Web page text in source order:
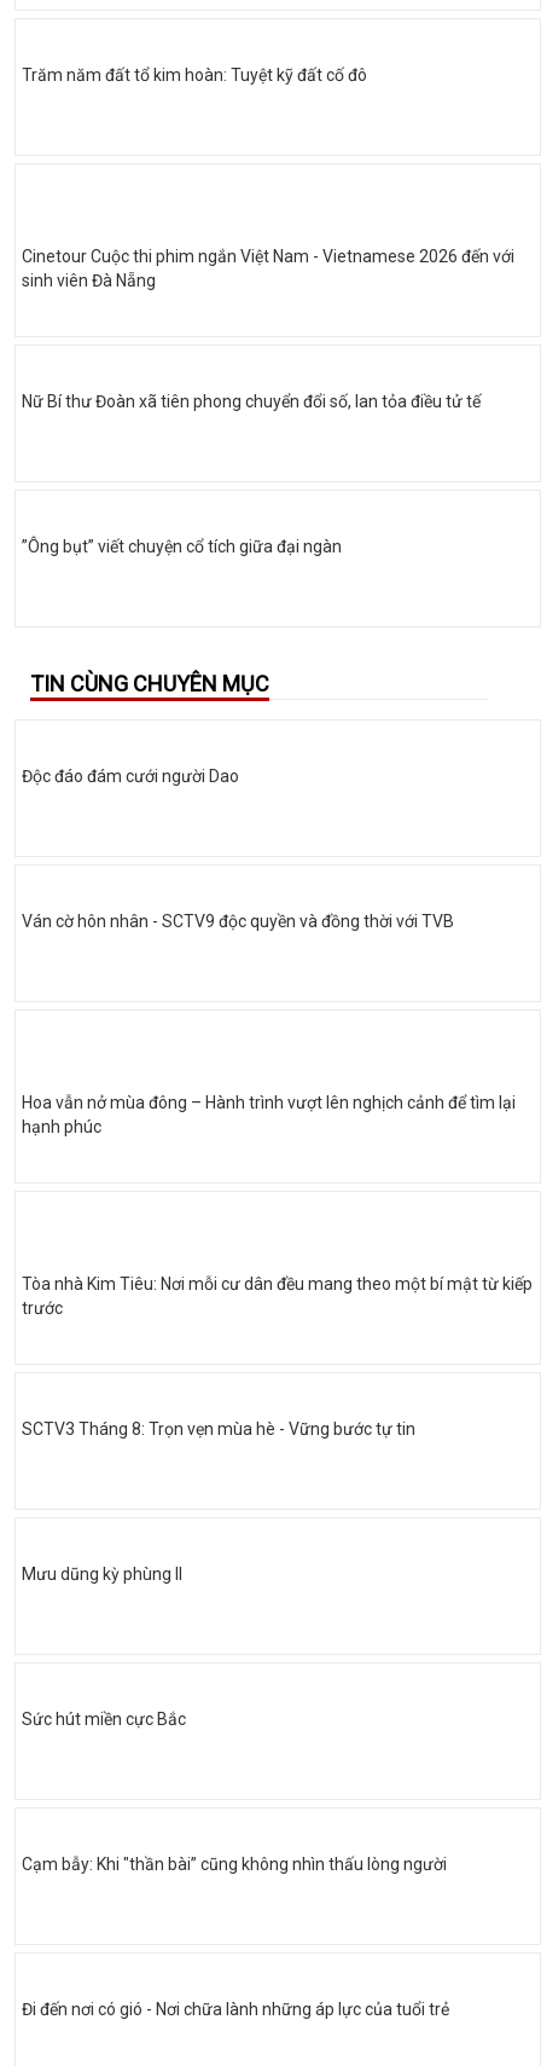
Trăm năm đất tổ kim hoàn: Tuyệt kỹ đất cố đô
Cinetour Cuộc thi phim ngắn Việt Nam - Vietnamese 2026 đến với
sinh viên Đà Nẵng
Nữ Bí thư Đoàn xã tiên phong chuyển đổi số, lan tỏa điều tử tế
”Ông bụt” viết chuyện cổ tích giữa đại ngàn
TIN CÙNG CHUYÊN MỤC
Độc đáo đám cưới người Dao
Ván cờ hôn nhân - SCTV9 độc quyền và đồng thời với TVB
Hoa vẫn nở mùa đông – Hành trình vượt lên nghịch cảnh để tìm lại
hạnh phúc
Tòa nhà Kim Tiêu: Nơi mỗi cư dân đều mang theo một bí mật từ kiếp
trước
SCTV3 Tháng 8: Trọn vẹn mùa hè - Vững bước tự tin
Mưu dũng kỳ phùng II
Sức hút miền cực Bắc
Cạm bẫy: Khi "thần bài” cũng không nhìn thấu lòng người
Đi đến nơi có gió - Nơi chữa lành những áp lực của tuổi trẻ